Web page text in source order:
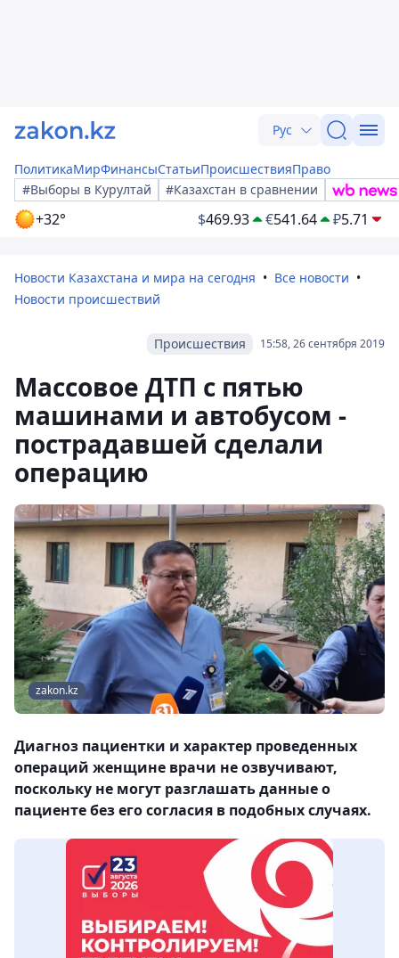
Рус
ПолитикаМирФинансыСтатьиПроисшествияПраво
#Выборы в Курултай
#Казахстан в сравнении
+32° $469.93 €541.64 ₽5.71
Новости Казахстана и мира на сегодня
Все новости
Новости происшествий
15:58, 26 сентября 2019
Происшествия
Массовое ДТП с пятью
машинами и автобусом -
пострадавшей сделали
операцию
zakon.kz
Диагноз пациентки и характер проведенных
операций женщине врачи не озвучивают,
поскольку не могут разглашать данные о
пациенте без его согласия в подобных случаях.